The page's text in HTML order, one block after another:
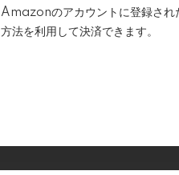
Amazonのアカウントに登録され
方法を利用して決済できます。